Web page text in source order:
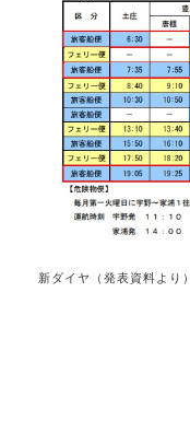
新ダイヤ（発表資料より）